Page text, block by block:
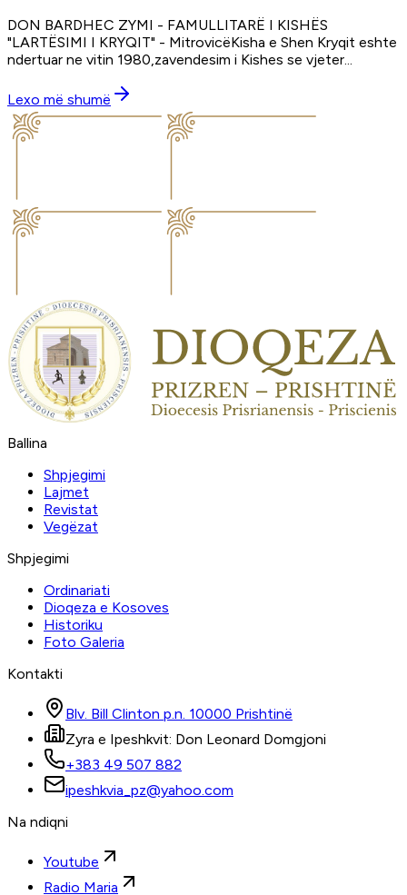
DON BARDHEC ZYMI - FAMULLITARË I KISHËS
"LARTËSIMI I KRYQIT" - MitrovicëKisha e Shen Kryqit eshte
ndertuar ne vitin 1980,zavendesim i Kishes se vjeter
Lexo më shumë
Ballina
Shpjegimi
Lajmet
Revistat
Vegëzat
Shpjegimi
Ordinariati
Dioqeza e Kosoves
Historiku
Foto Galeria
Kontakti
Blv. Bill Clinton p.n. 10000 Prishtinë
Zyra e Ipeshkvit: Don Leonard Domgjoni
+383 49 507 882
ipeshkvia_pz@yahoo.com
Na ndiqni
Youtube
Radio Maria